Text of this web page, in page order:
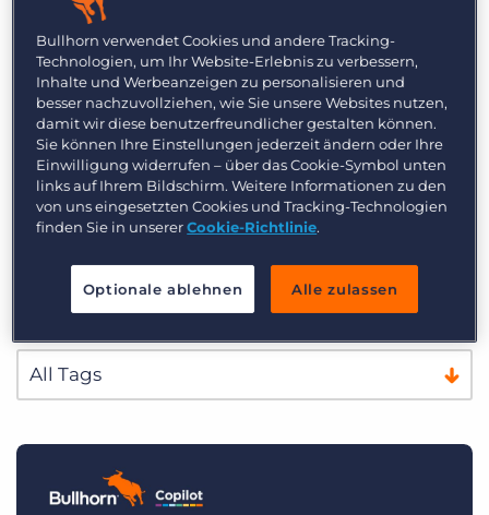
entscheidenden ersten Eindruck. Lesen
Sie diese fünf Tipps, wie Sie effektive
Personal- und Recruiting-Mails schreiben
können.
Bullhorn verwendet Cookies und andere Tracking-
Technologien, um Ihr Website-Erlebnis zu verbessern,
Inhalte und Werbeanzeigen zu personalisieren und
besser nachzuvollziehen, wie Sie unsere Websites nutzen,
damit wir diese benutzerfreundlicher gestalten können.
Sie können Ihre Einstellungen jederzeit ändern oder Ihre
Einwilligung widerrufen – über das Cookie-Symbol unten
links auf Ihrem Bildschirm. Weitere Informationen zu den
von uns eingesetzten Cookies und Tracking-Technologien
finden Sie in unsererCookie-Richtlinie.
Optionale ablehnen Alle zulassen